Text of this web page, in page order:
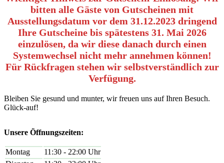
bitten alle Gäste von Gutscheinen mit
Ausstellungsdatum vor dem 31.12.2023 dringend
Ihre Gutscheine bis spätestens 31. Mai 2026
einzulösen, da wir diese danach durch einen
Systemwechsel nicht mehr annehmen können!
Für Rückfragen stehen wir selbstverständlich zur
Verfügung.
Bleiben Sie gesund und munter, wir freuen uns auf Ihren Besuch.
Glück-auf!
Unsere Öffnungszeiten:
Montag
11:30 - 22:00 Uhr